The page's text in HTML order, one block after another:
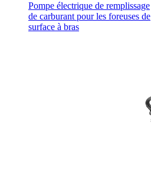
Pompe électrique de remplissage
de carburant pour les foreuses de
surface à bras